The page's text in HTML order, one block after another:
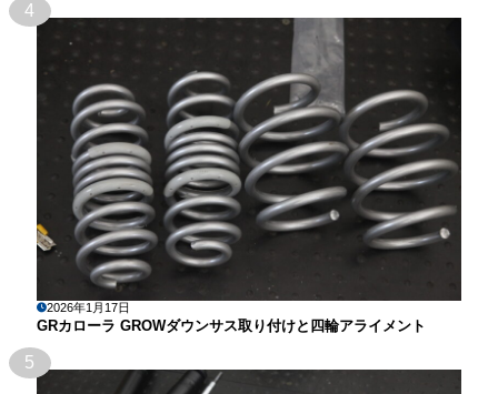
4
2026年1月17日
GRカローラ GROWダウンサス取り付けと四輪アライメント
5